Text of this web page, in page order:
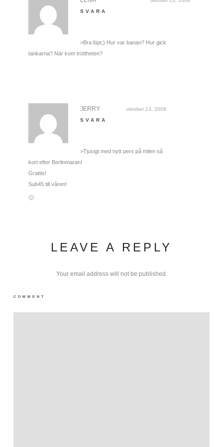
SVARA
>Bra löpt;) Hur var banan? Hur gick
tankarna? När kom tröttheten?
oktober 13, 2008
JERRY
SVARA
>Tjusigt med nytt pers på milen så
kort efter Berlinmaran!
Grattis!
Sub45 till våren!
🙂
LEAVE A REPLY
Your email address will not be published.
COMMENT